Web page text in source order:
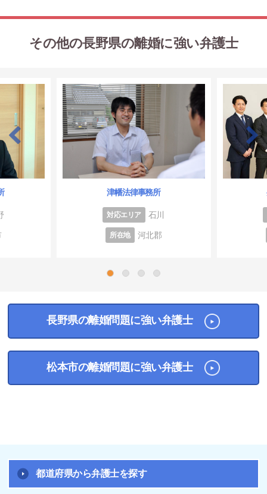
その他の長野県の離婚に強い弁護士
津幡法律事務所
対応エリア 石川
所在地 河北郡
長野県の離婚問題に強い弁護士
松本市の離婚問題に強い弁護士
都道府県から弁護士を探す